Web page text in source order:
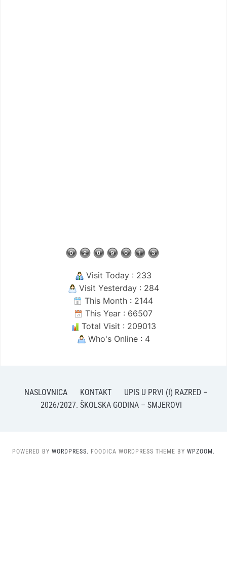
Visit Today : 233
Visit Yesterday : 284
This Month : 2144
This Year : 66507
Total Visit : 209013
Who's Online : 4
NASLOVNICA KONTAKT
UPIS U PRVI (I) RAZRED –
2026/2027. ŠKOLSKA GODINA – SMJEROVI
POWERED BY WORDPRESS. FOODICA WORDPRESS THEME BY WPZOOM.